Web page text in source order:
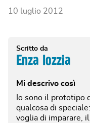
10 luglio 2012
Scritto da
Enza Iozzia
Mi descrivo così
Io sono il prototipo
qualcosa di
voglia di imparare,